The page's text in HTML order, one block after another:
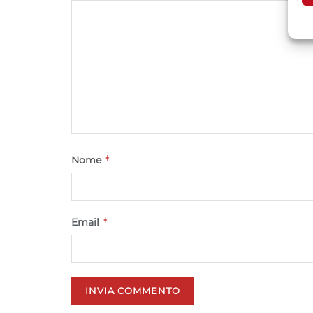
Nome *
Email *